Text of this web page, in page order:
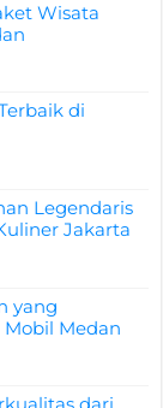
Wisata
di
Legendaris
Jakarta
yang
Mobil Medan